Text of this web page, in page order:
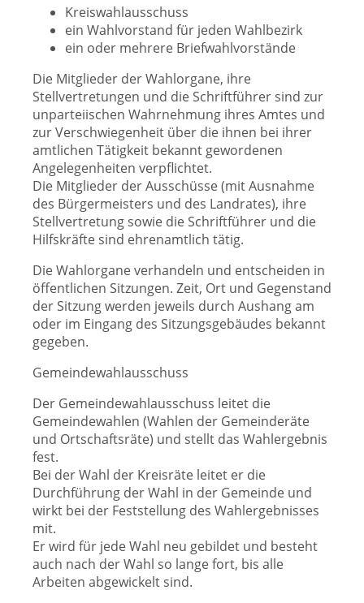
Kreiswahlausschuss
ein Wahlvorstand für jeden Wahlbezirk
ein oder mehrere Briefwahlvorstände
Die Mitglieder der Wahlorgane, ihre
Stellvertretungen und die Schriftführer sind zur
unparteiischen Wahrnehmung ihres Amtes und
zur Verschwiegenheit über die ihnen bei ihrer
amtlichen Tätigkeit bekannt gewordenen
Angelegenheiten verpflichtet.
Die Mitglieder der Ausschüsse (mit Ausnahme
des Bürgermeisters und des Landrates), ihre
Stellvertretung sowie die Schriftführer und die
Hilfskräfte sind ehrenamtlich tätig.
Die Wahlorgane verhandeln und entscheiden in
öffentlichen Sitzungen. Zeit, Ort und Gegenstand
der Sitzung werden jeweils durch Aushang am
oder im Eingang des Sitzungsgebäudes bekannt
gegeben.
Gemeindewahlausschuss
Der Gemeindewahlausschuss leitet die
Gemeindewahlen (Wahlen der Gemeinderäte
und Ortschaftsräte) und stellt das Wahlergebnis
fest.
Bei der Wahl der Kreisräte leitet er die
Durchführung der Wahl in der Gemeinde und
wirkt bei der Feststellung des Wahlergebnisses
mit.
Er wird für jede Wahl neu gebildet und besteht
auch nach der Wahl so lange fort, bis alle
Arbeiten abgewickelt sind.